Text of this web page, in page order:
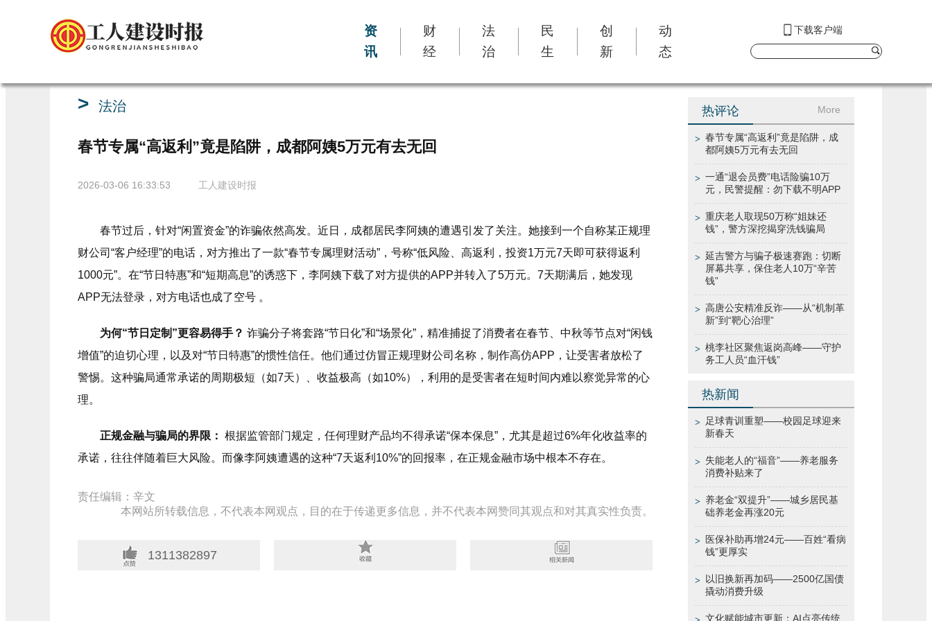
资
讯
财
经
法
治
民
生
创
新
动
态
下载客户端
法治
>
春节专属“高返利”竟是陷阱，成都阿姨5万元有去无回
2026-03-06 16:33:53 工人建设时报
春节过后，针对“闲置资金”的诈骗依然高发。近日，成都居民李阿姨的遭遇引发了关注。她接到一个自称某正规理
财公司“客户经理”的电话，对方推出了一款“春节专属理财活动”，号称“低风险、高返利，投资1万元7天即可获得返利
1000元”。在“节日特惠”和“短期高息”的诱惑下，李阿姨下载了对方提供的APP并转入了5万元。7天期满后，她发现
APP无法登录，对方电话也成了空号 。
为何“节日定制”更容易得手？ 诈骗分子将套路“节日化”和“场景化”，精准捕捉了消费者在春节、中秋等节点对“闲钱
增值”的迫切心理，以及对“节日特惠”的惯性信任。他们通过仿冒正规理财公司名称，制作高仿APP，让受害者放松了
警惕。这种骗局通常承诺的周期极短（如7天）、收益极高（如10%），利用的是受害者在短时间内难以察觉异常的心
理。
正规金融与骗局的界限： 根据监管部门规定，任何理财产品均不得承诺“保本保息”，尤其是超过6%年化收益率的
承诺，往往伴随着巨大风险。而像李阿姨遭遇的这种“7天返利10%”的回报率，在正规金融市场中根本不存在。
责任编辑：辛文
本网站所转载信息，不代表本网观点，目的在于传递更多信息，并不代表本网赞同其观点和对其真实性负责。
1311382897
热评论 More
春节专属“高返利”竟是陷阱，成
都阿姨5万元有去无回
>
一通“退会员费”电话险骗10万
元，民警提醒：勿下载不明APP
>
重庆老人取现50万称“姐妹还
钱”，警方深挖揭穿洗钱骗局
>
延吉警方与骗子极速赛跑：切断
屏幕共享，保住老人10万“辛苦
钱”
>
高唐公安精准反诈——从“机制革
新”到“靶心治理”
>
桃李社区聚焦返岗高峰——守护
务工人员“血汗钱”
>
热新闻
足球青训重塑——校园足球迎来
新春天
>
失能老人的“福音”——养老服务
消费补贴来了
>
养老金“双提升”——城乡居民基
础养老金再涨20元
>
医保补助再增24元——百姓“看病
钱”更厚实
>
以旧换新再加码——2500亿国债
撬动消费升级
>
文化赋能城市更新：AI点亮传统